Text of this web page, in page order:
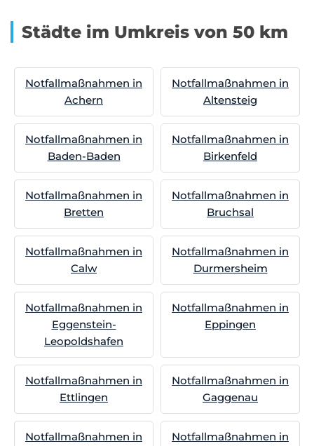
Städte im Umkreis von 50 km
Notfallmaßnahmen in
Achern
Notfallmaßnahmen in
Altensteig
Notfallmaßnahmen in
Baden-Baden
Notfallmaßnahmen in
Birkenfeld
Notfallmaßnahmen in
Bretten
Notfallmaßnahmen in
Bruchsal
Notfallmaßnahmen in
Calw
Notfallmaßnahmen in
Durmersheim
Notfallmaßnahmen in
Eggenstein-
Leopoldshafen
Notfallmaßnahmen in
Eppingen
Notfallmaßnahmen in
Ettlingen
Notfallmaßnahmen in
Gaggenau
Notfallmaßnahmen in
Notfallmaßnahmen in